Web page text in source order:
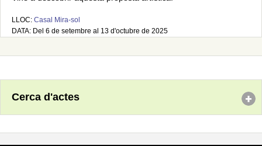
LLOC: Casal Mira-sol
DATA: Del 6 de setembre al 13 d'octubre de 2025
Cerca d'actes